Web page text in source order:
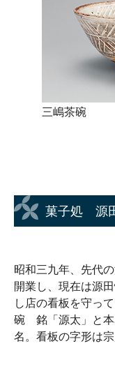
三嶋茶碗
菓子処 源
昭和三九年、先代
開業し、現在は源
し店の看板を守っ
碗 銘「源太」と本
名。看板の字形は宗